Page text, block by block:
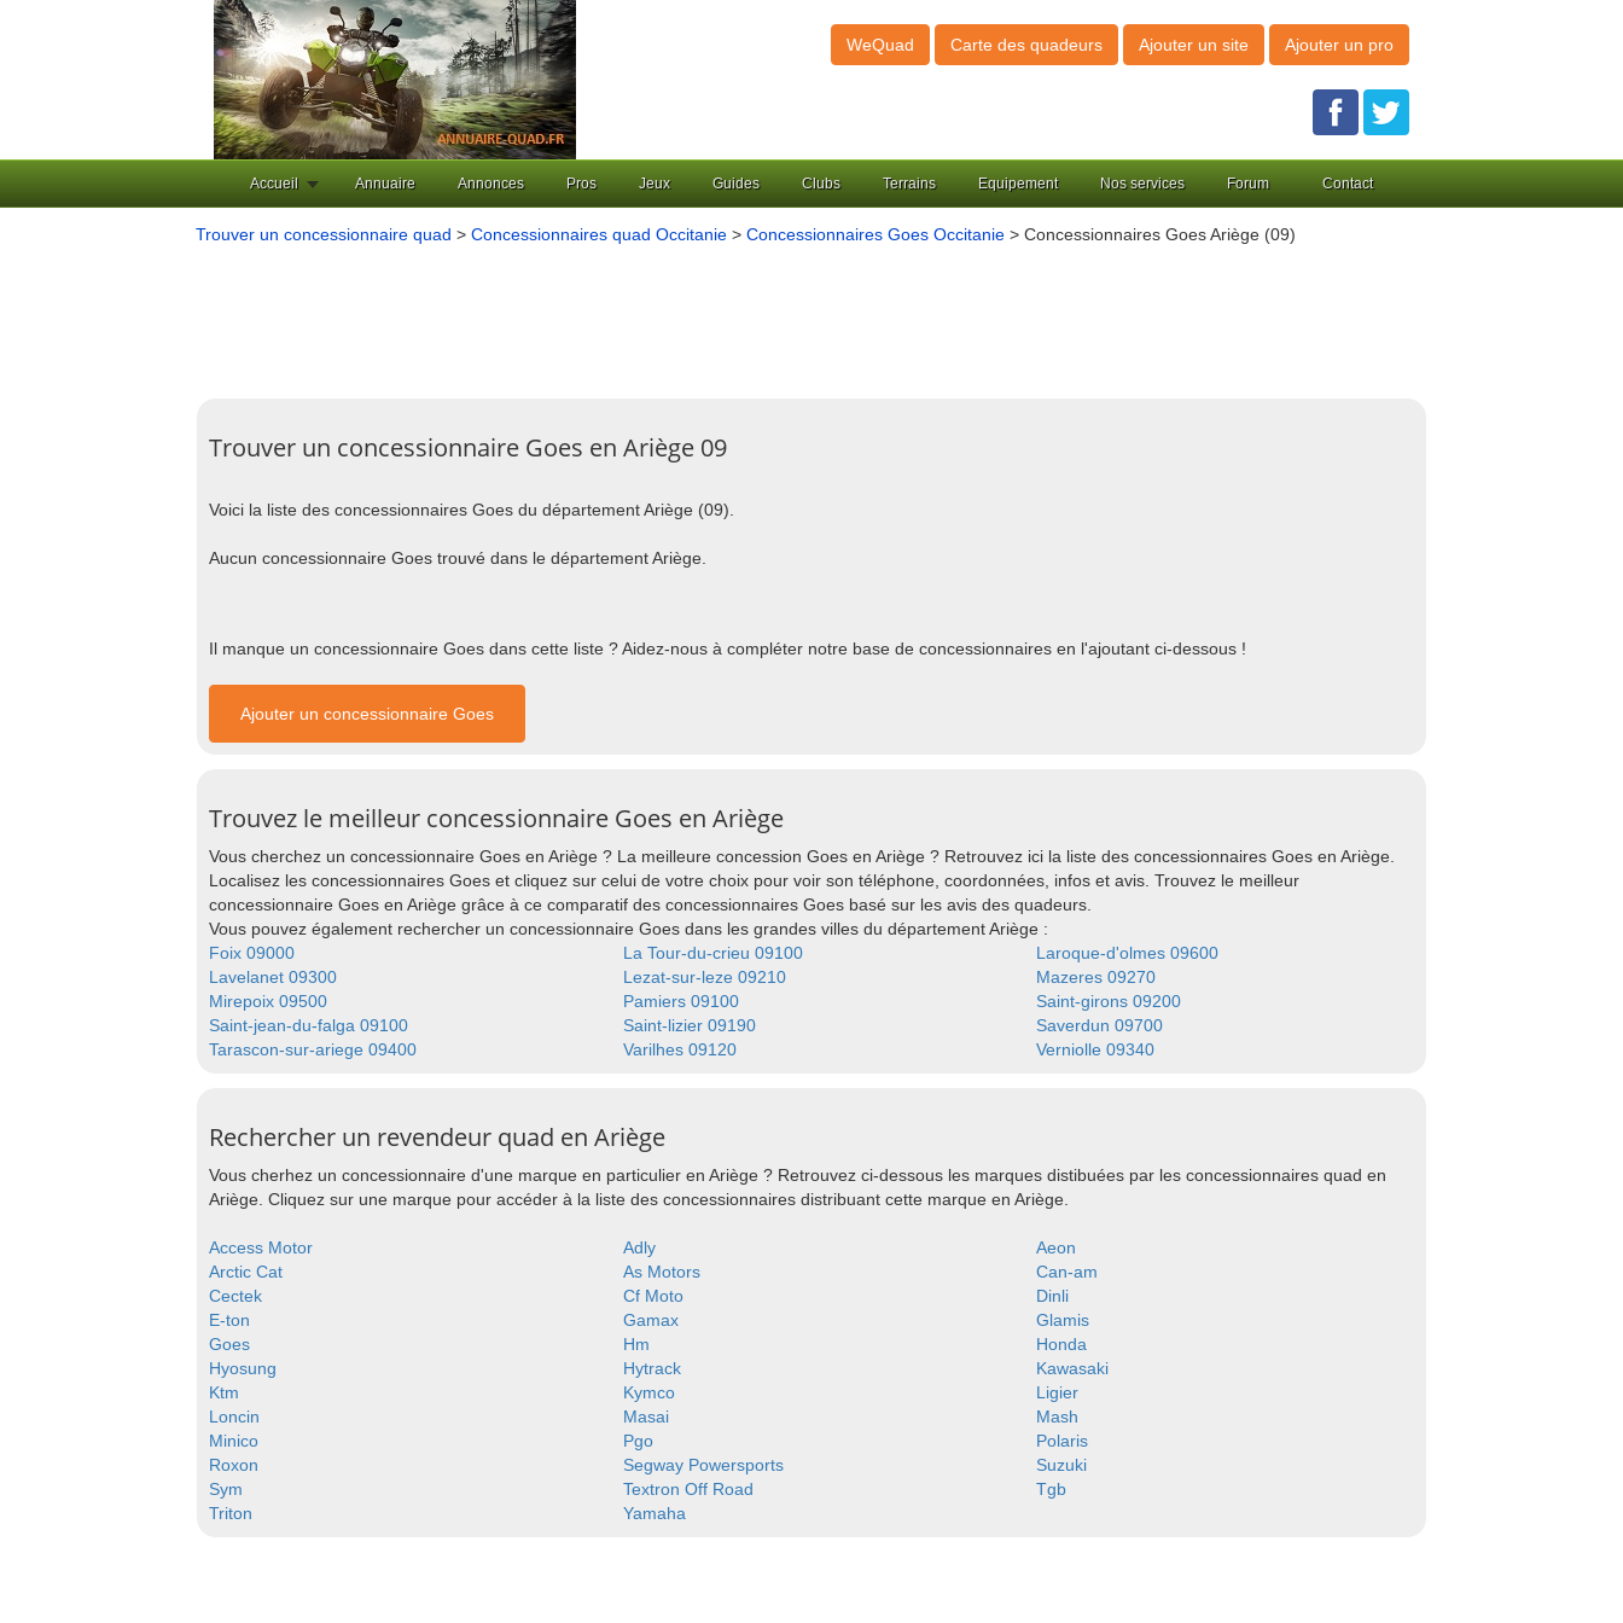
WeQuad Carte des quadeurs Ajouter un site Ajouter un pro
Accueil Annuaire Annonces Pros Jeux Guides Clubs Terrains Equipement Nos services Forum Contact
Trouver un concessionnaire quad > Concessionnaires quad Occitanie > Concessionnaires Goes Occitanie > Concessionnaires Goes Ariège (09)
Trouver un concessionnaire Goes en Ariège 09
Voici la liste des concessionnaires Goes du département Ariège (09).
Aucun concessionnaire Goes trouvé dans le département Ariège.
Il manque un concessionnaire Goes dans cette liste ? Aidez-nous à compléter notre base de concessionnaires en l'ajoutant ci-dessous !
Ajouter un concessionnaire Goes
Trouvez le meilleur concessionnaire Goes en Ariège
Vous cherchez un concessionnaire Goes en Ariège ? La meilleure concession Goes en Ariège ? Retrouvez ici la liste des concessionnaires Goes en Ariège.
Localisez les concessionnaires Goes et cliquez sur celui de votre choix pour voir son téléphone, coordonnées, infos et avis. Trouvez le meilleur
concessionnaire Goes en Ariège grâce à ce comparatif des concessionnaires Goes basé sur les avis des quadeurs.
Vous pouvez également rechercher un concessionnaire Goes dans les grandes villes du département Ariège :
Foix 09000
La Tour-du-crieu 09100
Laroque-d'olmes 09600
Lavelanet 09300
Lezat-sur-leze 09210
Mazeres 09270
Mirepoix 09500
Pamiers 09100
Saint-girons 09200
Saint-jean-du-falga 09100
Saint-lizier 09190
Saverdun 09700
Tarascon-sur-ariege 09400
Varilhes 09120 Verniolle 09340
Rechercher un revendeur quad en Ariège
Vous cherhez un concessionnaire d'une marque en particulier en Ariège ? Retrouvez ci-dessous les marques distibuées par les concessionnaires quad en
Ariège. Cliquez sur une marque pour accéder à la liste des concessionnaires distribuant cette marque en Ariège.
Access Motor Adly
Aeon
Arctic Cat
As Motors
Can-am
Cectek
Cf Moto
Dinli
E-ton
Gamax
Glamis
Goes
Hm
Honda
Hyosung
Hytrack
Kawasaki
Ktm
Kymco
Ligier
Loncin
Masai
Mash
Minico
Pgo
Polaris
Roxon
Segway Powersports
Suzuki
Sym
Textron Off Road
Tgb
Triton
Yamaha